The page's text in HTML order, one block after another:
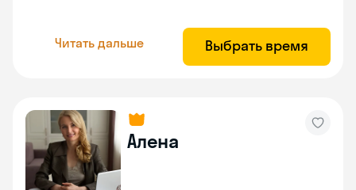
Читать дальше Выбрать время
Алена